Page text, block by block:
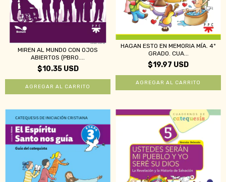
MIREN AL MUNDO CON OJOS
ABIERTOS (PBRO....
$10.35 USD
HAGAN ESTO EN MEMORIA MÍA. 4º
GRADO. CUA...
$19.97 USD